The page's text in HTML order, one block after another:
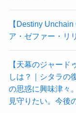
【Destiny
ア・ゼファー・リ
【天幕のジャー
しは？｜シタラの
の思惑に興味津々
見守りたい。今後